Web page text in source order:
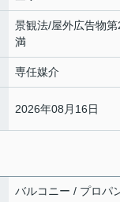
景観法/屋外広告物
満
専任媒介
2026年08月16日
バルコニー / プロパ